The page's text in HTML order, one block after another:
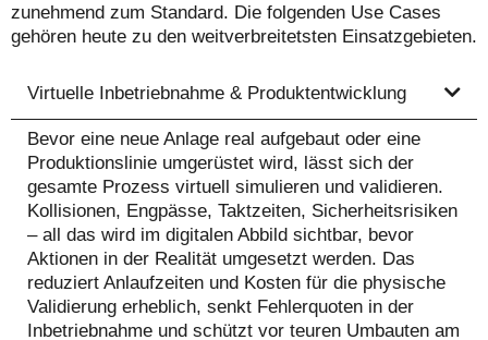
zunehmend zum Standard. Die folgenden Use Cases
gehören heute zu den weitverbreitetsten Einsatzgebieten.
Virtuelle Inbetriebnahme & Produktentwicklung
Bevor eine neue Anlage real aufgebaut oder eine
Produktionslinie umgerüstet wird, lässt sich der
gesamte Prozess virtuell simulieren und validieren.
Kollisionen, Engpässe, Taktzeiten, Sicherheitsrisiken
– all das wird im digitalen Abbild sichtbar, bevor
Aktionen in der Realität umgesetzt werden. Das
reduziert Anlaufzeiten und Kosten für die physische
Validierung erheblich, senkt Fehlerquoten in der
Inbetriebnahme und schützt vor teuren Umbauten am